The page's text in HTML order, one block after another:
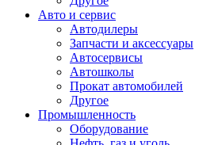
Авто и сервис
Автодилеры
Запчасти и аксессуары
Автосервисы
Автошколы
Прокат автомобилей
Другое
Промышленность
Оборудование